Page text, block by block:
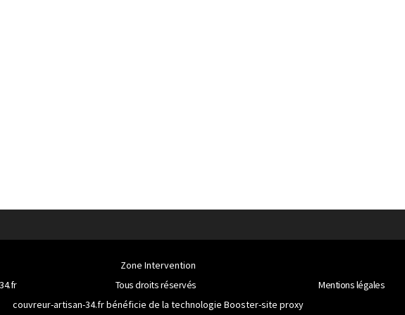
Zone Intervention
Tous droits réservés
Mentions légales
couvreur-artisan-34.fr bénéficie de la technologie Booster-site proxy